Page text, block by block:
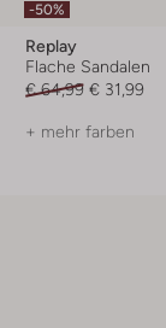
-50%
Replay
Flache Sandalen
€ 64,99 € 31,99
+ mehr farben